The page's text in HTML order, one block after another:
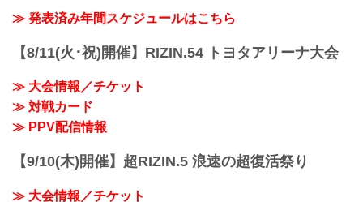
≫ 発表済み年間スケジュールはこちら
【8/11(火･祝)開催】RIZIN.54 トヨタアリーナ大会
≫ 大会情報／チケット
≫ 対戦カード
≫ PPV配信情報
【9/10(木)開催】超RIZIN.5 浪速の超復活祭り
≫ 大会情報／チケット